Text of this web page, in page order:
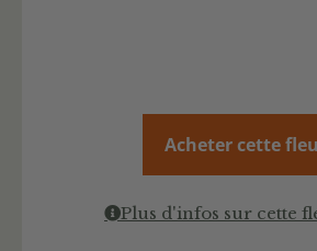
Acheter cette
Plus d'infos sur cette